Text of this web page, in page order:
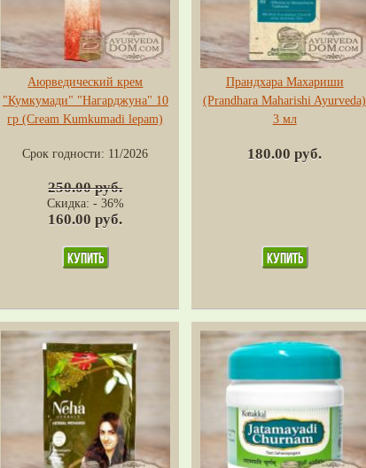
Аюрведический крем
"Кумкумади" "Нагарджуна" 10
гр (Cream Kumkumadi lepam)
Срок годности: 11/2026
250.00 руб.
Скидка: - 36%
160.00 руб.
Прандхара Махариши
(Prandhara Maharishi Ayurvedа)
3 мл
180.00 руб.